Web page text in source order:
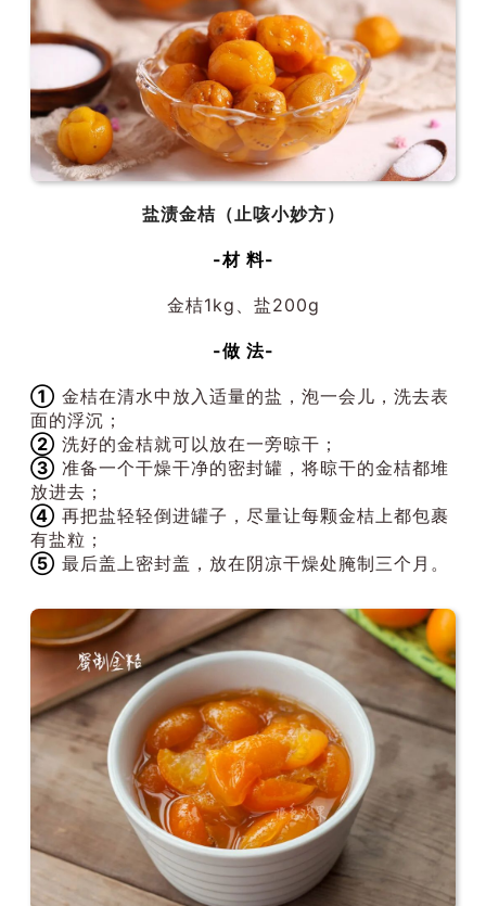
盐渍金桔（止咳小妙方）
-材 料-
金桔1kg、盐200g
-做 法-
① 金桔在清水中放入适量的盐，泡一会儿，洗去表
面的浮沉；
② 洗好的金桔就可以放在一旁晾干；
③ 准备一个干燥干净的密封罐，将晾干的金桔都堆
放进去；
④ 再把盐轻轻倒进罐子，尽量让每颗金桔上都包裹
有盐粒；
⑤ 最后盖上密封盖，放在阴凉干燥处腌制三个月。